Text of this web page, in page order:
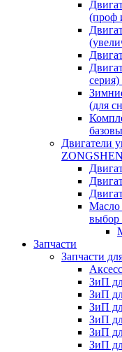
(проф
серия)
(для
Двигатели
ZONGSHEN
Масло
выбор
Запчасти
Запчасти
ЗиП
ЗиП
ЗиП
ЗиП
ЗиП
ЗиП